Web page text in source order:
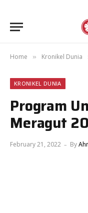
Home » Kronikel Dunia
KRONIKEL DUNIA
Program
Meragut
February 21, 2022 By